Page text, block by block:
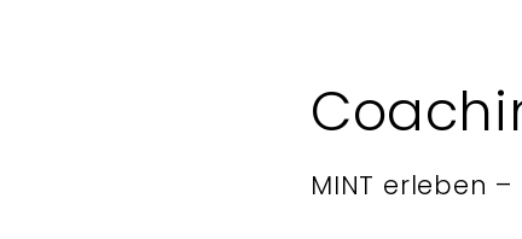
MINT erleben